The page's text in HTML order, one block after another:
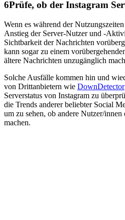
6Prüfe, ob der Instagram
Wenn es während der
Anstieg der Server-Nutzer und -
Sichtbarkeit der Nachrichten
kann sogar zu einem
ältere Nachrichten unzugänglich
Solche Ausfälle kommen hin und
von Drittanbietern wie DownDetector
Serverstatus von Instagram zu
die Trends anderer beliebter Social
um zu sehen, ob andere Nutzer/
machen.